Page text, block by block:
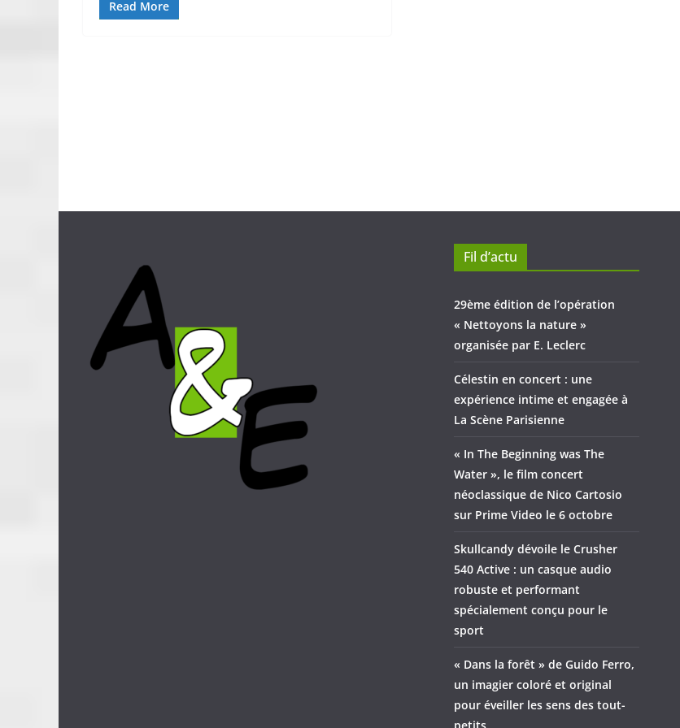
Read More
Fil d’actu
29ème édition de l’opération
« Nettoyons la nature »
organisée par E. Leclerc
Célestin en concert : une
expérience intime et engagée à
La Scène Parisienne
« In The Beginning was The
Water », le film concert
néoclassique de Nico Cartosio
sur Prime Video le 6 octobre
Skullcandy dévoile le Crusher
540 Active : un casque audio
robuste et performant
spécialement conçu pour le
sport
« Dans la forêt » de Guido Ferro,
un imagier coloré et original
pour éveiller les sens des tout-